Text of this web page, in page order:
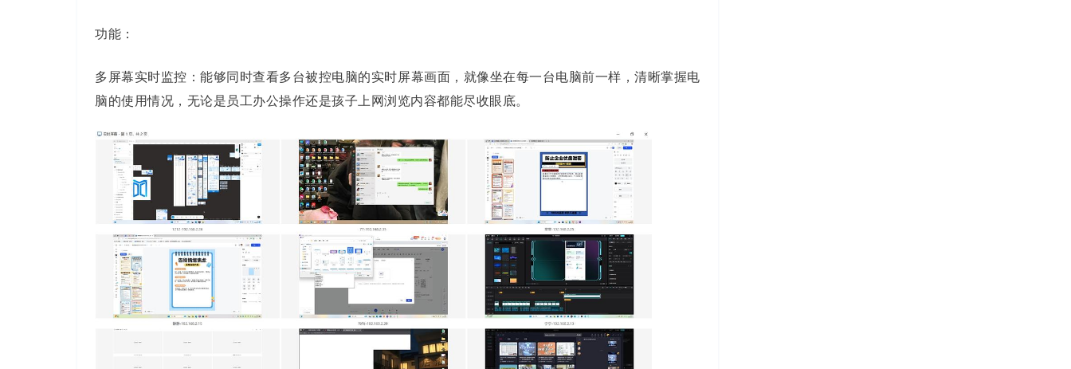
功能：
多屏幕实时监控：能够同时查看多台被控电脑的实时屏幕画面，就像坐在每一台电脑前一样，清晰掌握电
脑的使用情况，无论是员工办公操作还是孩子上网浏览内容都能尽收眼底。